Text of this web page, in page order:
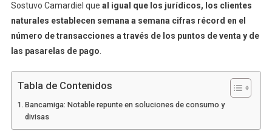
Sostuvo Camardiel que al igual que los jurídicos, los clientes
naturales establecen semana a semana cifras récord en el
número de transacciones a través de los puntos de venta y de
las pasarelas de pago
Tabla de Contenidos
Bancamiga: Notable repunte en soluciones de consumo y
divisas